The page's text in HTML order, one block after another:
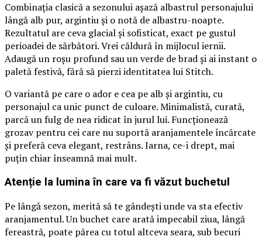
Combinația clasică a sezonului așază albastrul personajului
lângă alb pur, argintiu și o notă de albastru-noapte.
Rezultatul are ceva glacial și sofisticat, exact pe gustul
perioadei de sărbători. Vrei căldură în mijlocul iernii.
Adaugă un roșu profund sau un verde de brad și ai instant o
paletă festivă, fără să pierzi identitatea lui Stitch.
O variantă pe care o ador e cea pe alb și argintiu, cu
personajul ca unic punct de culoare. Minimalistă, curată,
parcă un fulg de nea ridicat în jurul lui. Funcționează
grozav pentru cei care nu suportă aranjamentele încărcate
și preferă ceva elegant, restrâns. Iarna, ce-i drept, mai
puțin chiar înseamnă mai mult.
Atenție la lumina în care va fi văzut buchetul
Pe lângă sezon, merită să te gândești unde va sta efectiv
aranjamentul. Un buchet care arată impecabil ziua, lângă
fereastră, poate părea cu totul altceva seara, sub becuri